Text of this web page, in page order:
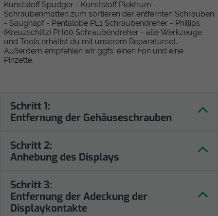
Kunststoff Spudger - Kunststoff Plektrum -
Schraubenmatten zum sortieren der entfernten Schrauben
- Saugnapf - Pentalobe PL1 Schraubendreher - Phillips
(Kreuzschlitz) PH00 Schraubendreher - alle Werkzeuge
und Tools erhältst du mit unserem Reparaturset.
Außerdem empfehlen wir ggfs. einen Fön und eine
Pinzette.
Schritt 1:
Entfernung der Gehäuseschrauben
Schritt 2:
Anhebung des Displays
Schritt 3:
Entfernung der Adeckung der
Displaykontakte